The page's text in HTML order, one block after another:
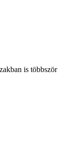
is többször